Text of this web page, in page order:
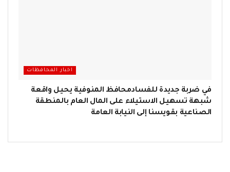
اخبار المحافظات
في ضربة جديدة للفسادمحافظ المنوفية يحيل واقعة
شبهة تسهيل الاستيلاء على المال العام بالمنطقة
الصناعية بقويسنا إلى النيابة العامة